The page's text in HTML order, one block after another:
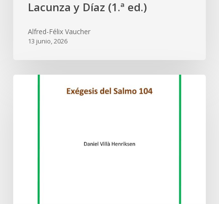
Lacunza y Díaz (1.ª ed.)
Alfred-Félix Vaucher
13 junio, 2026